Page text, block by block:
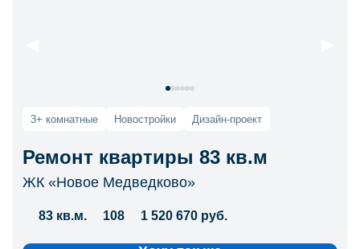
3+ комнатные Новостройки Дизайн-проект
Ремонт квартиры 83 кв.м
ЖК «Новое Медведково»
83 кв.м. 108 1 520 670 руб.